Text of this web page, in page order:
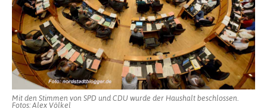
Mit den Stimmen von SPD und CDU wurde der Haushalt beschlossen.
Fotos: Alex Völkel